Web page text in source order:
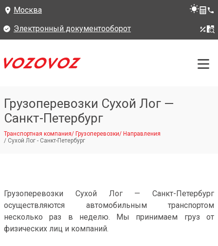
Москва
Электронный документооборот
Грузоперевозки Сухой Лог —
Санкт-Петербург
Транспортная компания/ Грузоперевозки/ Направления
/ Сухой Лог - Санкт-Петербург
Грузоперевозки Сухой Лог — Санкт-Петербург
осуществляются автомобильным транспортом
несколько раз в неделю. Мы принимаем груз от
физических лиц и компаний.